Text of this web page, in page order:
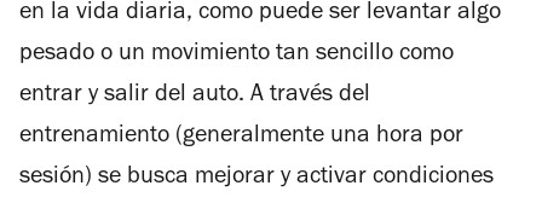
en la vida diaria, como puede ser levantar algo
pesado o un movimiento tan sencillo como
entrar y salir del auto. A través del
entrenamiento (generalmente una hora por
sesión) se busca mejorar y activar condiciones